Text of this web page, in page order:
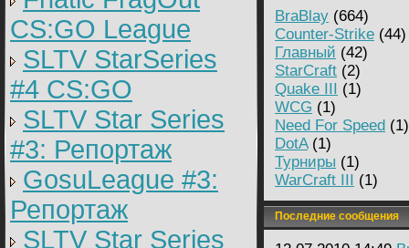
CS:GO League
SLTV StarSeries
#4 CS:GO
SLTV Star Series
#3: Репортаж
GosuLeague #3:
Репортаж
SLTV Star Series
BraBlay (664)
Counter-Strike (44)
Главный (42)
StarCraft (2)
Quake III (1)
WCG (1)
Need For Speed (1)
DotA(1)
Турниры (1)
WarCraft III (1)
Последние сообщения